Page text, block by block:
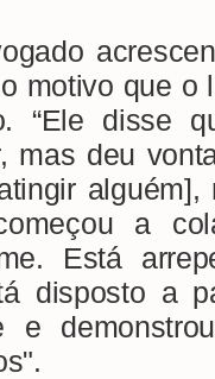
motivo que o
“Ele disse
mas deu
alguém],
a
Está
disposto a
e